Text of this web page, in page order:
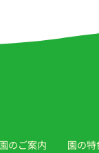
園のご案内 園の